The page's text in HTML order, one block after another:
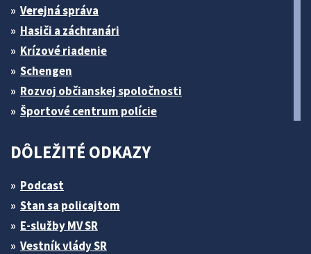
Verejná správa
Hasiči a záchranári
Krízové riadenie
Schengen
Rozvoj občianskej spoločnosti
Športové centrum polície
DÔLEŽITÉ ODKAZY
Podcast
Stan sa policajtom
E-služby MV SR
Vestník vlády SR